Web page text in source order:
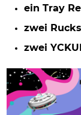
ein Tray
zwei
zwei